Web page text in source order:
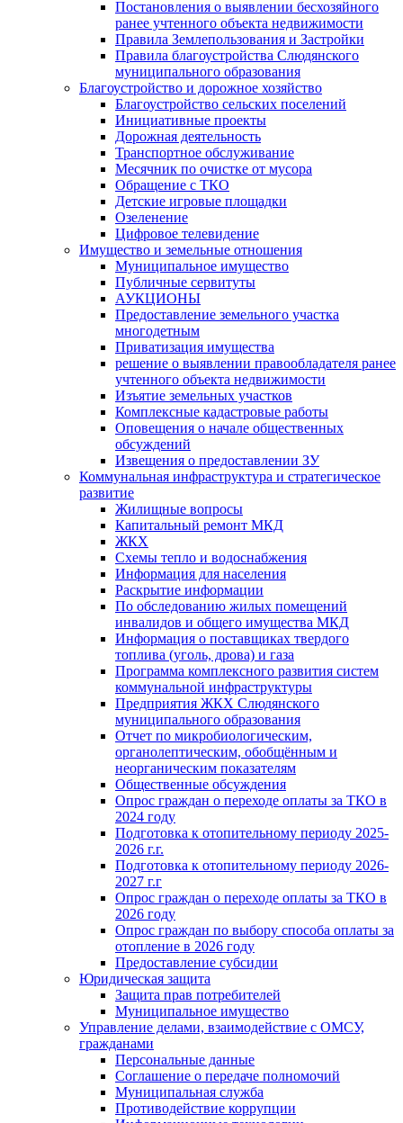
Постановления о выявлении бесхозяйного
ранее учтенного объекта недвижимости
Правила Землепользования и Застройки
Правила благоустройства Слюдянского
муниципального образования
Благоустройство и дорожное хозяйство
Благоустройство сельских поселений
Инициативные проекты
Дорожная деятельность
Транспортное обслуживание
Месячник по очистке от мусора
Обращение с ТКО
Детские игровые площадки
Озеленение
Цифровое телевидение
Имущество и земельные отношения
Муниципальное имущество
Публичные сервитуты
АУКЦИОНЫ
Предоставление земельного участка
многодетным
Приватизация имущества
решение о выявлении правообладателя ранее
учтенного объекта недвижимости
Изъятие земельных участков
Комплексные кадастровые работы
Оповещения о начале общественных
обсуждений
Извещения о предоставлении ЗУ
Коммунальная инфраструктура и стратегическое
развитие
Жилищные вопросы
Капитальный ремонт МКД
ЖКХ
Схемы тепло и водоснабжения
Информация для населения
Раскрытие информации
По обследованию жилых помещений
инвалидов и общего имущества МКД
Информация о поставщиках твердого
топлива (уголь, дрова) и газа
Программа комплексного развития систем
коммунальной инфраструктуры
Предприятия ЖКХ Слюдянского
муниципального образования
Отчет по микробиологическим,
органолептическим, обобщённым и
неорганическим показателям
Общественные обсуждения
Опрос граждан о переходе оплаты за ТКО в
2024 году
Подготовка к отопительному периоду 2025-
2026 г.г.
Подготовка к отопительному периоду 2026-
2027 г.г
Опрос граждан о переходе оплаты за ТКО в
2026 году
Опрос граждан по выбору способа оплаты за
отопление в 2026 году
Предоставление субсидии
Юридическая защита
Защита прав потребителей
Муниципальное имущество
Управление делами, взаимодействие с ОМСУ,
гражданами
Персональные данные
Соглашение о передаче полномочий
Муниципальная служба
Противодействие коррупции